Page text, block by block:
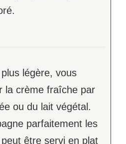
légère, vous
la crème fraîche par
ou du lait végétal.
parfaitement les
être servi en plat